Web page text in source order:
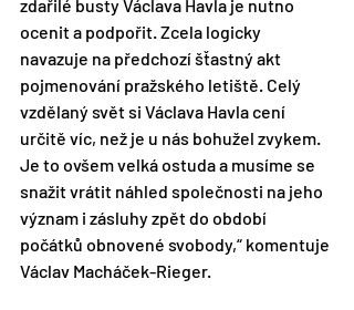
zdařilé busty Václava Havla je nutno
ocenit a podpořit. Zcela logicky
navazuje na předchozí šťastný akt
pojmenování pražského letiště. Celý
vzdělaný svět si Václava Havla cení
určitě víc, než je u nás bohužel zvykem.
Je to ovšem velká ostuda a musíme se
snažit vrátit náhled společnosti na jeho
význam i zásluhy zpět do období
počátků obnovené svobody,“ komentuje
Václav Macháček-Rieger.